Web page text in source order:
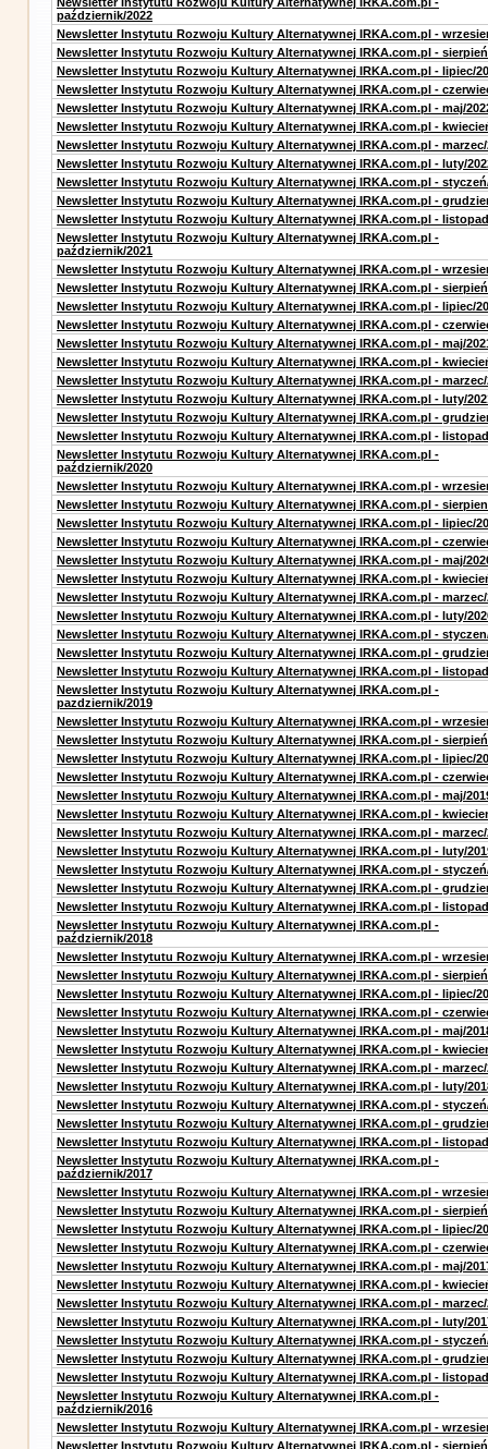
październik/2022
Newsletter Instytutu Rozwoju Kultury Alternatywnej IRKA.com.pl -
Newsletter Instytutu Rozwoju Kultury Alternatywnej IRKA.com.pl -
Newsletter Instytutu Rozwoju Kultury Alternatywnej IRKA.com.pl - lipiec/
Newsletter Instytutu Rozwoju Kultury Alternatywnej IRKA.com.pl -
Newsletter Instytutu Rozwoju Kultury Alternatywnej IRKA.com.pl - maj/
Newsletter Instytutu Rozwoju Kultury Alternatywnej IRKA.com.pl -
Newsletter Instytutu Rozwoju Kultury Alternatywnej IRKA.com.pl - marzec/
Newsletter Instytutu Rozwoju Kultury Alternatywnej IRKA.com.pl - luty/
Newsletter Instytutu Rozwoju Kultury Alternatywnej IRKA.com.pl -
Newsletter Instytutu Rozwoju Kultury Alternatywnej IRKA.com.pl -
Newsletter Instytutu Rozwoju Kultury Alternatywnej IRKA.com.pl -
Newsletter Instytutu Rozwoju Kultury Alternatywnej IRKA.com.pl -
październik/2021
Newsletter Instytutu Rozwoju Kultury Alternatywnej IRKA.com.pl -
Newsletter Instytutu Rozwoju Kultury Alternatywnej IRKA.com.pl -
Newsletter Instytutu Rozwoju Kultury Alternatywnej IRKA.com.pl - lipiec/
Newsletter Instytutu Rozwoju Kultury Alternatywnej IRKA.com.pl -
Newsletter Instytutu Rozwoju Kultury Alternatywnej IRKA.com.pl - maj/
Newsletter Instytutu Rozwoju Kultury Alternatywnej IRKA.com.pl -
Newsletter Instytutu Rozwoju Kultury Alternatywnej IRKA.com.pl - marzec/
Newsletter Instytutu Rozwoju Kultury Alternatywnej IRKA.com.pl - luty/
Newsletter Instytutu Rozwoju Kultury Alternatywnej IRKA.com.pl -
Newsletter Instytutu Rozwoju Kultury Alternatywnej IRKA.com.pl -
Newsletter Instytutu Rozwoju Kultury Alternatywnej IRKA.com.pl -
październik/2020
Newsletter Instytutu Rozwoju Kultury Alternatywnej IRKA.com.pl -
Newsletter Instytutu Rozwoju Kultury Alternatywnej IRKA.com.pl -
Newsletter Instytutu Rozwoju Kultury Alternatywnej IRKA.com.pl - lipiec/
Newsletter Instytutu Rozwoju Kultury Alternatywnej IRKA.com.pl -
Newsletter Instytutu Rozwoju Kultury Alternatywnej IRKA.com.pl - maj/
Newsletter Instytutu Rozwoju Kultury Alternatywnej IRKA.com.pl -
Newsletter Instytutu Rozwoju Kultury Alternatywnej IRKA.com.pl - marzec/
Newsletter Instytutu Rozwoju Kultury Alternatywnej IRKA.com.pl - luty/
Newsletter Instytutu Rozwoju Kultury Alternatywnej IRKA.com.pl -
Newsletter Instytutu Rozwoju Kultury Alternatywnej IRKA.com.pl -
Newsletter Instytutu Rozwoju Kultury Alternatywnej IRKA.com.pl -
Newsletter Instytutu Rozwoju Kultury Alternatywnej IRKA.com.pl -
pazdziernik/2019
Newsletter Instytutu Rozwoju Kultury Alternatywnej IRKA.com.pl -
Newsletter Instytutu Rozwoju Kultury Alternatywnej IRKA.com.pl -
Newsletter Instytutu Rozwoju Kultury Alternatywnej IRKA.com.pl - lipiec/
Newsletter Instytutu Rozwoju Kultury Alternatywnej IRKA.com.pl -
Newsletter Instytutu Rozwoju Kultury Alternatywnej IRKA.com.pl - maj/
Newsletter Instytutu Rozwoju Kultury Alternatywnej IRKA.com.pl -
Newsletter Instytutu Rozwoju Kultury Alternatywnej IRKA.com.pl - marzec/
Newsletter Instytutu Rozwoju Kultury Alternatywnej IRKA.com.pl - luty/
Newsletter Instytutu Rozwoju Kultury Alternatywnej IRKA.com.pl -
Newsletter Instytutu Rozwoju Kultury Alternatywnej IRKA.com.pl -
Newsletter Instytutu Rozwoju Kultury Alternatywnej IRKA.com.pl -
Newsletter Instytutu Rozwoju Kultury Alternatywnej IRKA.com.pl -
październik/2018
Newsletter Instytutu Rozwoju Kultury Alternatywnej IRKA.com.pl -
Newsletter Instytutu Rozwoju Kultury Alternatywnej IRKA.com.pl -
Newsletter Instytutu Rozwoju Kultury Alternatywnej IRKA.com.pl - lipiec/
Newsletter Instytutu Rozwoju Kultury Alternatywnej IRKA.com.pl -
Newsletter Instytutu Rozwoju Kultury Alternatywnej IRKA.com.pl - maj/
Newsletter Instytutu Rozwoju Kultury Alternatywnej IRKA.com.pl -
Newsletter Instytutu Rozwoju Kultury Alternatywnej IRKA.com.pl - marzec/
Newsletter Instytutu Rozwoju Kultury Alternatywnej IRKA.com.pl - luty/
Newsletter Instytutu Rozwoju Kultury Alternatywnej IRKA.com.pl -
Newsletter Instytutu Rozwoju Kultury Alternatywnej IRKA.com.pl -
Newsletter Instytutu Rozwoju Kultury Alternatywnej IRKA.com.pl -
Newsletter Instytutu Rozwoju Kultury Alternatywnej IRKA.com.pl -
październik/2017
Newsletter Instytutu Rozwoju Kultury Alternatywnej IRKA.com.pl -
Newsletter Instytutu Rozwoju Kultury Alternatywnej IRKA.com.pl -
Newsletter Instytutu Rozwoju Kultury Alternatywnej IRKA.com.pl - lipiec/
Newsletter Instytutu Rozwoju Kultury Alternatywnej IRKA.com.pl -
Newsletter Instytutu Rozwoju Kultury Alternatywnej IRKA.com.pl - maj/
Newsletter Instytutu Rozwoju Kultury Alternatywnej IRKA.com.pl -
Newsletter Instytutu Rozwoju Kultury Alternatywnej IRKA.com.pl - marzec/
Newsletter Instytutu Rozwoju Kultury Alternatywnej IRKA.com.pl - luty/
Newsletter Instytutu Rozwoju Kultury Alternatywnej IRKA.com.pl -
Newsletter Instytutu Rozwoju Kultury Alternatywnej IRKA.com.pl -
Newsletter Instytutu Rozwoju Kultury Alternatywnej IRKA.com.pl -
Newsletter Instytutu Rozwoju Kultury Alternatywnej IRKA.com.pl -
październik/2016
Newsletter Instytutu Rozwoju Kultury Alternatywnej IRKA.com.pl -
Newsletter Instytutu Rozwoju Kultury Alternatywnej IRKA.com.pl -